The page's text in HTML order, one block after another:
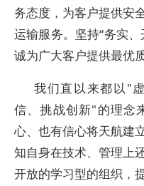
务态度，为客户提供安
运输服务。坚持“务实
诚为广大客户提供最优
我们直以来都以"
信、挑战创新"的理念
心、也有信心将天航建
知自身在技术、管理上
开放的学习型的组织，